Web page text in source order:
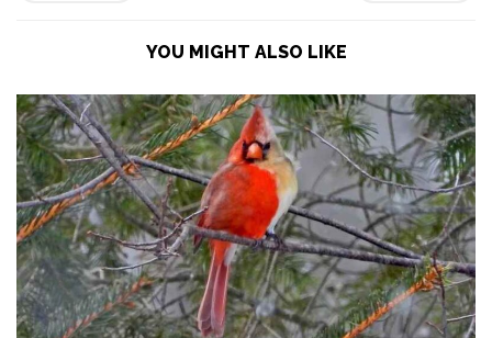
YOU MIGHT ALSO LIKE